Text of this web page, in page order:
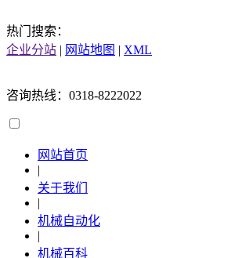
热门搜索：
企业分站 | 网站地图 | XML
咨询热线：0318-8222022
网站首页
|
关于我们
|
机械自动化
|
机械百科